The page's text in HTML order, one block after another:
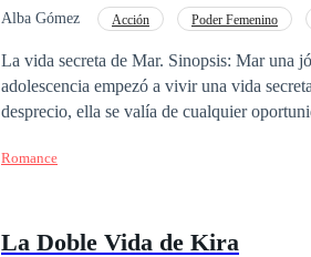
Alba Gómez Acción Poder Femenino
La vida secreta de Mar. Sinopsis: Mar una jóven que desde su infancia fue rechazada por sus padres, desde su
adolescencia empezó a vivir una vida secreta. Tenía una hermana mayor, de la cual siempre llevo
desprecio, ella se valía de cualquier oportunidad para humillar a Mar.
dentro de su familia. El padre queriendo salir de Marimar, le arreglo compromiso con el hijo de uno de sus
camioneta de su hermana menor. ¿Conseguirán salir de Marimar? ¿Que se trae la hermana mayor con el
Romance
La Doble Vida de Kira